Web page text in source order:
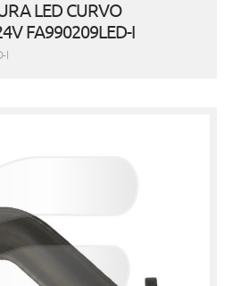
LED CURVO
FA990209LED-I
I